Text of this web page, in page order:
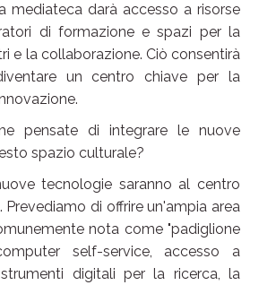
mediateca darà accesso a risorse
di formazione e spazi per la
e la collaborazione. Ciò consentirà
un centro chiave per la
pensate di integrare le nuove
spazio culturale?
tecnologie saranno al centro
di offrire un'ampia area
nota come "padiglione
self-service, accesso a
digitali per la ricerca, la